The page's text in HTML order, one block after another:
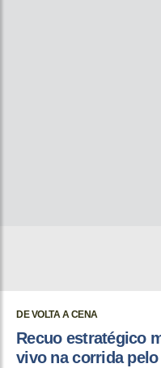
DE VOLTA A CENA
Recuo estratégico
vivo na corrida pelo